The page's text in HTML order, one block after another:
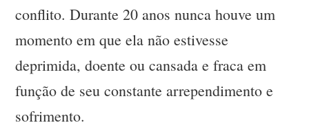
conflito. Durante 20 anos nunca houve um
momento em que ela não estivesse
deprimida, doente ou cansada e fraca em
função de seu constante arrependimento e
sofrimento.